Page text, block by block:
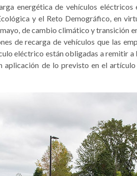
energética de vehículos
y el Reto Demográfico, en
de cambio climático y transición
de recarga de vehículos que las
eléctrico están obligadas a remitir a
aplicación de lo previsto en el